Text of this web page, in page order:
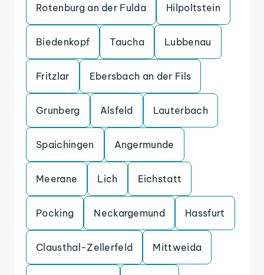
Rotenburg an der Fulda Hilpoltstein
Biedenkopf Taucha Lubbenau
Fritzlar Ebersbach an der Fils
Grunberg Alsfeld Lauterbach
Spaichingen Angermunde
Meerane Lich Eichstatt
Pocking Neckargemund Hassfurt
Clausthal-Zellerfeld Mittweida